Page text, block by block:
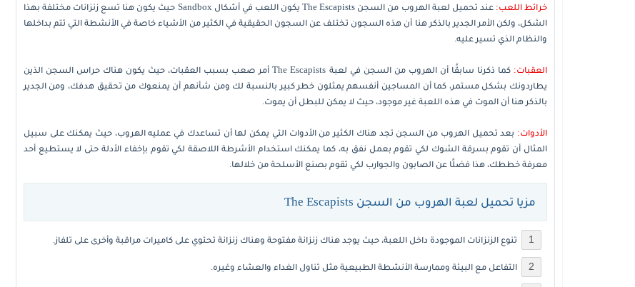
خرائط اللعب:
عند تحميل لعبة الهروب من السجن The Escapists يكون اللعب في أشكال Sandbox حيث يكون هنا تسع زنزانات مختلفة بهذا
الشكل، ولكن الأمر الجدير بالذكر هنا أن هذه السجون تختلف عن السجون الحقيقية في الكثير من الأشياء خاصة في الأنشطة التي تتم بداخلها
والنظام الذي تسير عليه.
العقبات:
كما ذكرنا سابقًا أن الهروب من السجن في لعبة The Escapists أمر صعب بسبب العقبات، حيث يكون هناك حراس السجن الذين
يطاردونك بشكل مستمر، كما أن المساجين أنفسهم يمثلون خطر كبير بالنسبة لك ومن شأنهم أن يمنعوك من تحقيق هدفك، ومن الجدير
بالذكر هنا أن الموت في هذه اللعبة غير موجود، حيث لا يمكن للبطل أن يموت.
الأدوات: بعد تحميل الهروب من السجن تجد هناك الكثير من الأدوات التي يمكن لها أن تساعدك في عمليه الهروب، حيث يمكنك على سبيل
المثال أن تقوم بسرقة الشوك لكي تقوم بعمل نفق به، كما يمكنك استخدام الأشرطة اللاصقة لكي تقوم بإخفاء الأدلة حتى لا يستطيع أحد
معرفة خططك، هذا فضلًا عن الصابون والجوارب لكي تقوم بصنع الأسلحة من خلالها.
مزيا تحميل لعبة الهروب من السجن The Escapists
تنوع الزنزانات الموجودة داخل اللعبة، حيث يوجد هناك زنزانة مفتوحة وهناك زنزانة تحتوي على كاميرات مراقبة وأخرى على تلفاز.
التفاعل مع البيئة وممارسة الأنشطة الطبيعية مثل تناول الغداء والعشاء وغيره.